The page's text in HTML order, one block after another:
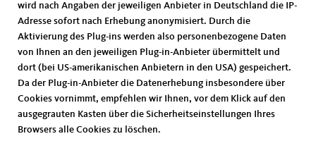
wird nach Angaben der jeweiligen Anbieter in Deutschland die IP-
Adresse sofort nach Erhebung anonymisiert. Durch die
Aktivierung des Plug-ins werden also personenbezogene Daten
von Ihnen an den jeweiligen Plug-in-Anbieter übermittelt und
dort (bei US-amerikanischen Anbietern in den USA) gespeichert.
Da der Plug-in-Anbieter die Datenerhebung insbesondere über
Cookies vornimmt, empfehlen wir Ihnen, vor dem Klick auf den
ausgegrauten Kasten über die Sicherheitseinstellungen Ihres
Browsers alle Cookies zu löschen.